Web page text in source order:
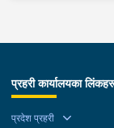
प्रहरी कार्यालयका
प्रदेश प्रहरी